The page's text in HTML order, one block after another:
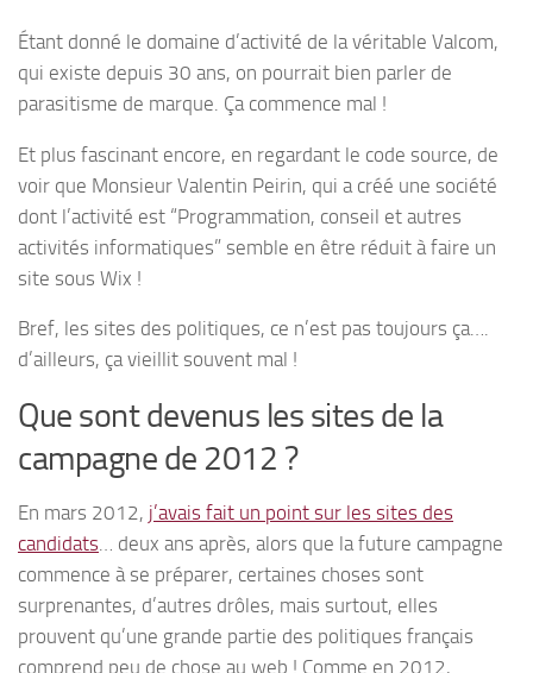
Étant donné le domaine d’activité de la véritable Valcom,
qui existe depuis 30 ans, on pourrait bien parler de
parasitisme de marque. Ça commence mal !
Et plus fascinant encore, en regardant le code source, de
voir que Monsieur Valentin Peirin, qui a créé une société
dont l’activité est “Programmation, conseil et autres
activités informatiques” semble en être réduit à faire un
site sous Wix !
Bref, les sites des politiques, ce n’est pas toujours ça….
d’ailleurs, ça vieillit souvent mal !
Que sont devenus les sites de la
campagne de 2012 ?
En mars 2012, j’avais fait un point sur les sites des
candidats… deux ans après, alors que la future campagne
commence à se préparer, certaines choses sont
surprenantes, d’autres drôles, mais surtout, elles
prouvent qu’une grande partie des politiques français
comprend peu de chose au web ! Comme en 2012,